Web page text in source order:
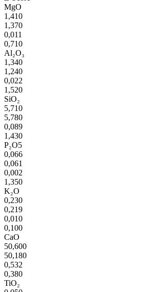
MgO
1,410
1,370
0,011
0,710
Al₂O₃
1,340
1,240
0,022
1,520
SiO₂
5,710
5,780
0,089
1,430
P₂O5
0,066
0,061
0,002
1,350
K₂O
0,230
0,219
0,010
0,100
CaO
50,600
50,180
0,532
0,380
TiO₂